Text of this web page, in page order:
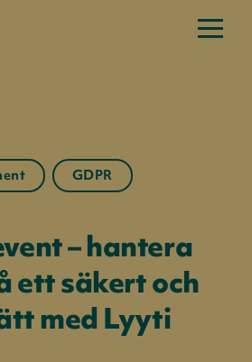
GDPR
– hantera
ett säkert och
med Lyyti